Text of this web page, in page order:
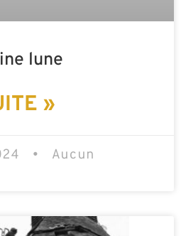
lune
»
Aucun